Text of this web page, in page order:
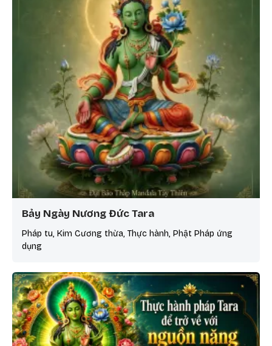
Bảy Ngày Nương Đức Tara
Pháp tu, Kim Cương thừa, Thực hành, Phật Pháp ứng
dụng